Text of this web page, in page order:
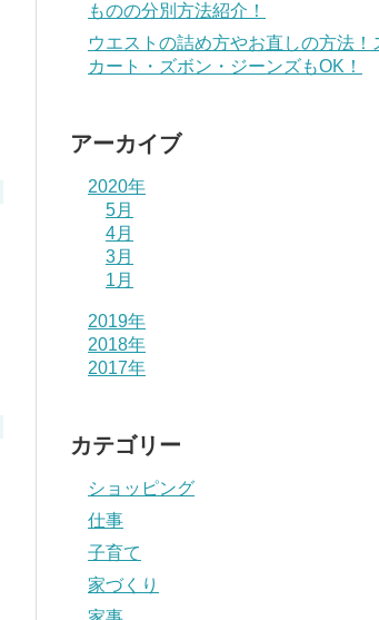
ものの分別方法紹介！
ウエストの詰め方やお直しの方法！
カート・ズボン・ジーンズもOK！
アーカイブ
2020年
5月
4月
3月
1月
2019年
2018年
2017年
カテゴリー
ショッピング
仕事
子育て
家づくり